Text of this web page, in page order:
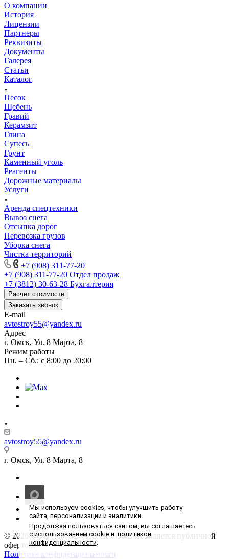
О компании
История
Лицензии
Партнеры
Реквизиты
Документы
Галерея
Статьи
Каталог
Песок
Щебень
Гравий
Керамзит
Глина
Супесь
Грунт
Каменный уголь
Реагенты
Дорожные материалы
Услуги
Аренда спецтехники
Вывоз снега
Отсыпка дорог
Перевозка грузов
Уборка снега
Чистка территорий
+7 (908) 311-77-20
+7 (908) 311-77-20 Отдел продаж
+7 (3812) 30-63-28 Бухгалтерия
Расчет стоимости
Заказать звонок
E-mail
avtostroy55@yandex.ru
Адрес
г. Омск, Ул. 8 Марта, 8
Режим работы
Пн. – Сб.: с 8:00 до 20:00
avtostroy55@yandex.ru
г. Омск, Ул. 8 Марта, 8
© 2026 ООО "АбсолютСтрой". Сайт не является публичной
офертой.
Политика конфиденциальности
Мы используем cookies, чтобы улучшить работу
сайта, персонализации и аналитики.
Продолжая пользоваться сайтом, вы соглашаетесь
с использованием cookie иполитикой
конфиденциальности.